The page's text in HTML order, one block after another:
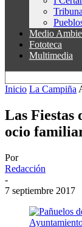
Medio
Fototeca
Multimedia
Inicio La Campiña
Las Fiestas
ocio
Por
Redacción
-
7 septiembre 2017